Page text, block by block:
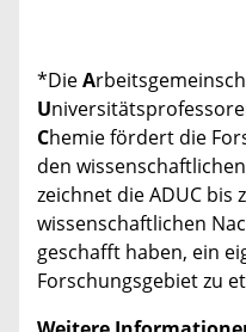
*DieA
U
Chemie fördert die
den
zeichnet die ADUC bis
wissenschaftlichen
geschafft haben, ein
Forschungsgebiet zu